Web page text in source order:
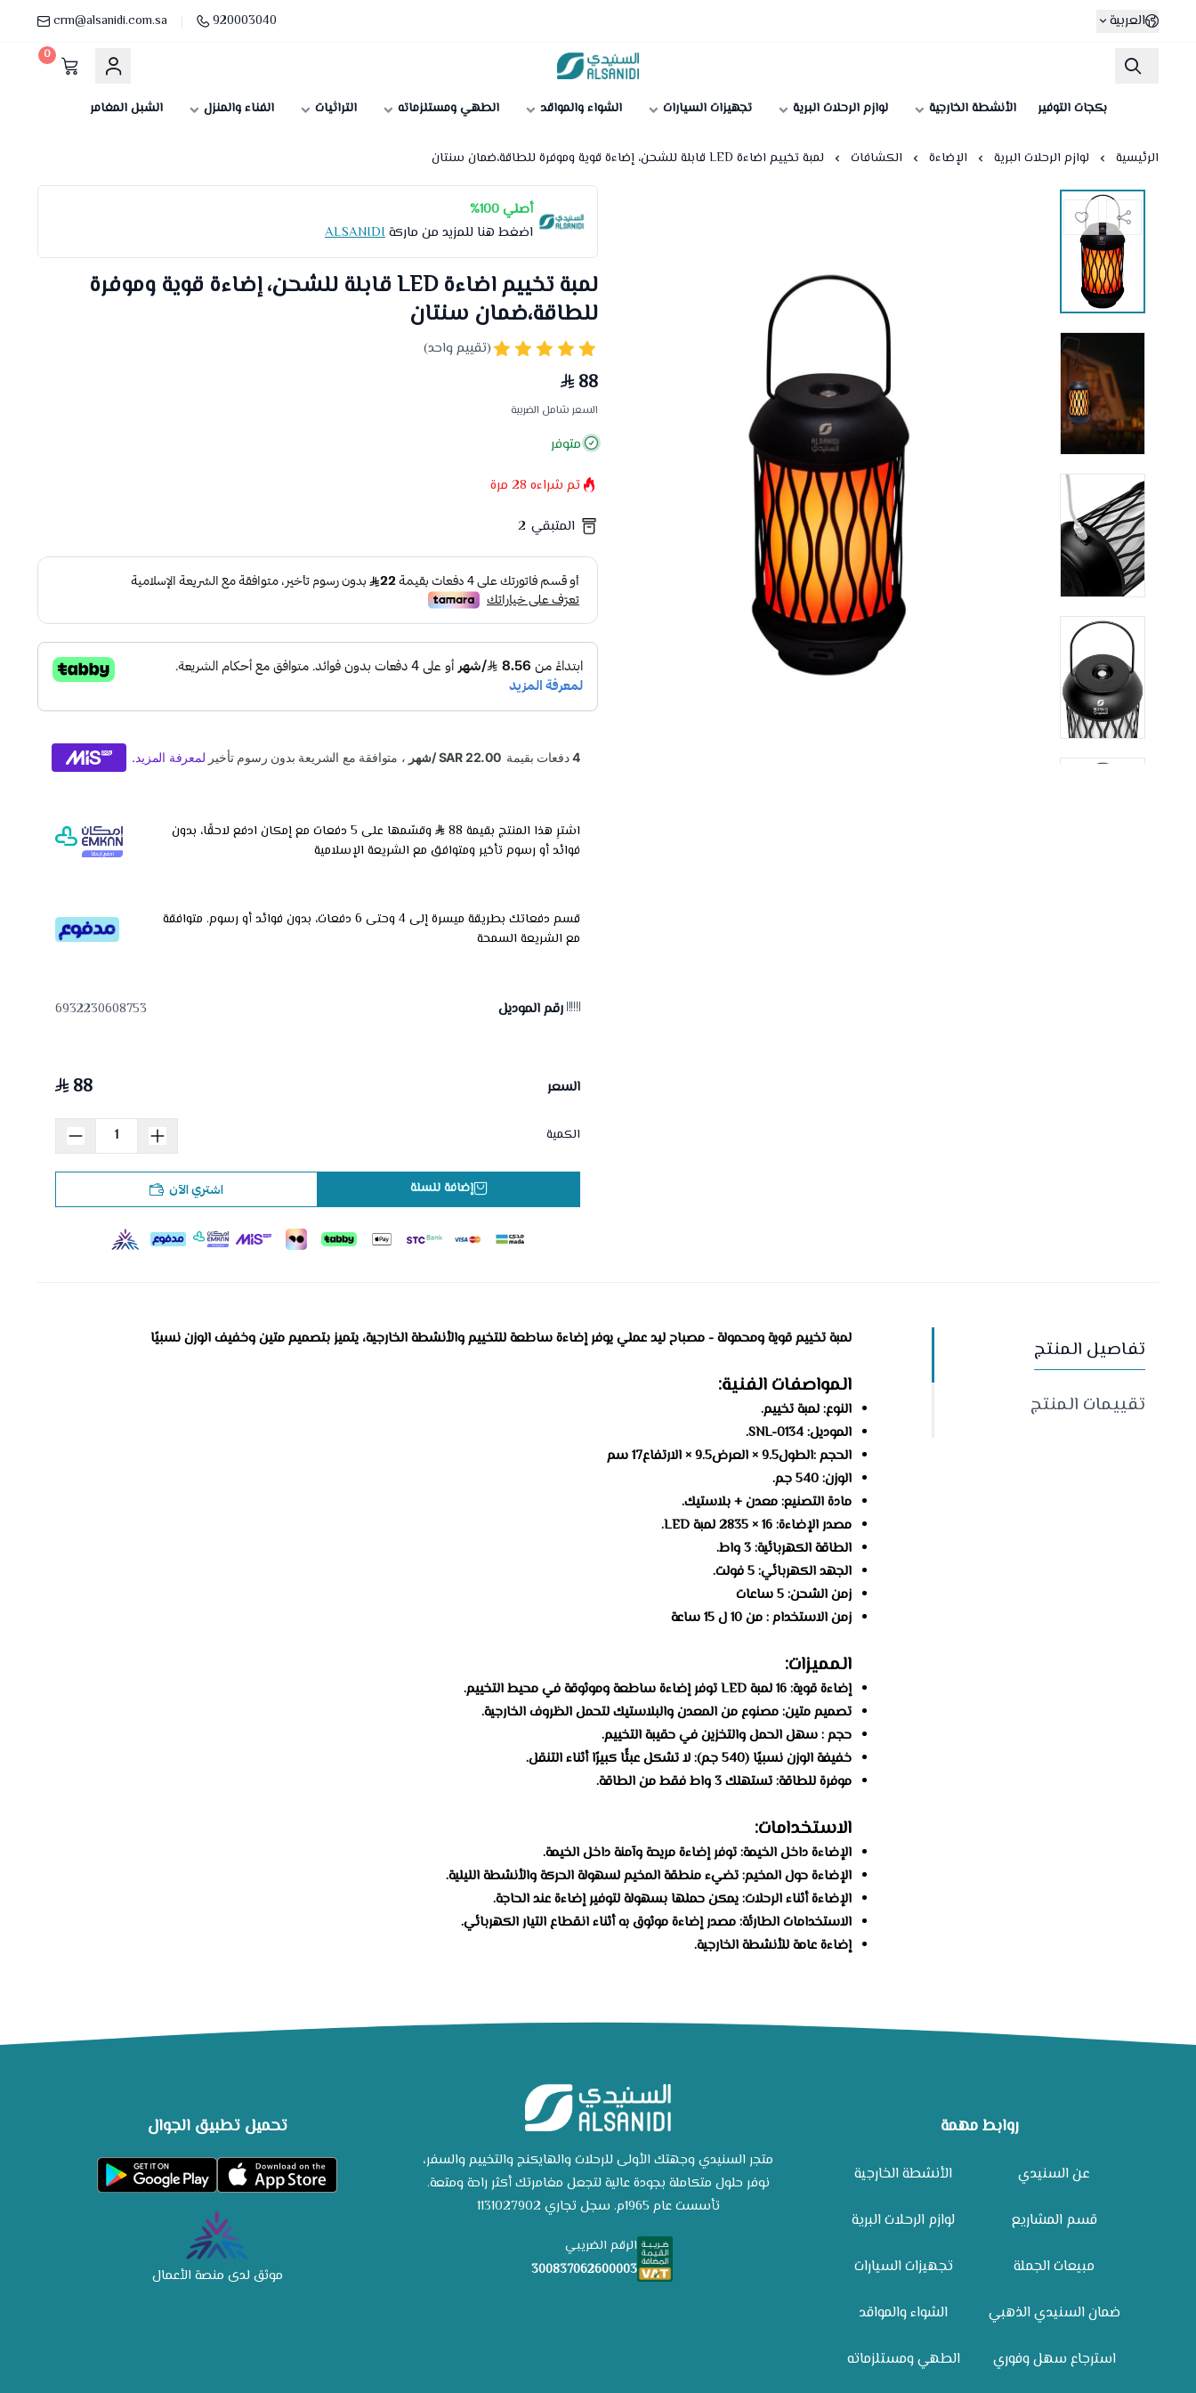
العربية 920003040
crm@alsanidi.com.sa
متجر السنيدي
0
بكجات التوفير الأنشطة الخارجية لوازم الرحلات البرية تجهيزات السيارات الشواء والمواقد الطهي ومستلزماته التراثيات الفناء والمنزل الشبل المغامر
الرئيسية لوازم الرحلات البرية الإضاءة الكشافات لمبة تخييم اضاءة LED قابلة للشحن، إضاءة قوية وموفرة للطاقة،ضمان سنتان
أصلي 100%
اضغط هنا للمزيد من ماركةALSANIDI
لمبة تخييم اضاءة LED قابلة للشحن، إضاءة قوية وموفرة
للطاقة،ضمان سنتان
(تقييم واحد)
88
السعر شامل الضريبة
متوفر
تم شراءه 28 مرة
المتبقي 2
اشترِ هذا المنتج بقيمة 88
وقسّمها على 5 دفعات مع إمكان ادفع لاحقًا، بدون
فوائد أو رسوم تأخير ومتوافق مع الشريعة الإسلامية
قسم دفعاتك بطريقة ميسرة إلى 4 وحتى 6 دفعات، بدون فوائد أو رسوم. متوافقة
مع الشريعة السمحة
رقم الموديل 6932230608753
السعر 88
الكمية
إضافة للسلة اشتري الآن
تفاصيل المنتج
تقييمات المنتج
لمبة تخييم قوية ومحمولة - مصباح ليد عملي يوفر إضاءة ساطعة للتخييم والأنشطة الخارجية، يتميز بتصميم متين وخفيف الوزن نسبيًا
المواصفات الفنية:
النوع: لمبة تخييم.
الموديل: SNL-0134.
الحجم :الطول9.5 × العرض9.5 × الارتفاع17 سم
الوزن: 540 جم.
مادة التصنيع: معدن + بلاستيك.
مصدر الإضاءة: 16 × 2835 لمبة LED.
الطاقة الكهربائية: 3 واط.
الجهد الكهربائي: 5 فولت.
زمن الشحن: 5 ساعات
زمن الاستخدام : من 10 ل 15 ساعة
المميزات:
إضاءة قوية: 16 لمبة LED توفر إضاءة ساطعة وموثوقة في محيط التخييم.
تصميم متين: مصنوع من المعدن والبلاستيك لتحمل الظروف الخارجية.
حجم : سهل الحمل والتخزين في حقيبة التخييم.
خفيفة الوزن نسبيًا (540 جم): لا تشكل عبئًا كبيرًا أثناء التنقل.
موفرة للطاقة: تستهلك 3 واط فقط من الطاقة.
الاستخدامات:
الإضاءة داخل الخيمة: توفر إضاءة مريحة وآمنة داخل الخيمة.
الإضاءة حول المخيم: تضيء منطقة المخيم لسهولة الحركة والأنشطة الليلية.
الإضاءة أثناء الرحلات: يمكن حملها بسهولة لتوفير إضاءة عند الحاجة.
الاستخدامات الطارئة: مصدر إضاءة موثوق به أثناء انقطاع التيار الكهربائي.
إضاءة عامة للأنشطة الخارجية.
روابط مهمة
عن السنيدي
قسم المشاريع
مبيعات الجملة
ضمان السنيدي الذهبي
استرجاع سهل وفوري
الأنشطة الخارجية
لوازم الرحلات البرية
تجهيزات السيارات
الشواء والمواقد
الطهي ومستلزماته
متجر السنيدي وجهتك الأولى للرحلات والهايكنج والتخييم والسفر،
نوفر حلول متكاملة بجودة عالية لتجعل مغامرتك أكثر راحة ومتعة.
تأسست عام 1965م. سجل تجاري 1131027902
الرقم الضريبي
300837062600003
تحميل تطبيق الجوال
موثق لدى منصة الأعمال